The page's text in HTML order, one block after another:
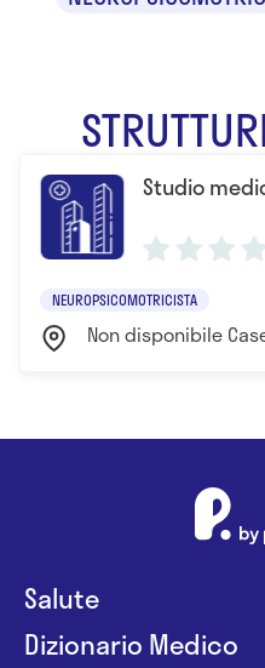
Studio
NEUROPSICOMOTRICISTA
Non disponibile
Salute
Dizionario Medico